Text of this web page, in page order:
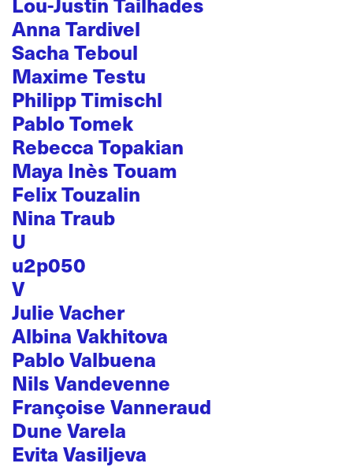
Anna Tardivel
Sacha Teboul
Maxime Testu
Philipp Timischl
Pablo Tomek
Rebecca Topakian
Maya Inès Touam
Felix Touzalin
Nina Traub
U
u2p050
V
Julie Vacher
Albina Vakhitova
Pablo Valbuena
Nils Vandevenne
Françoise Vanneraud
Dune Varela
Evita Vasiljeva